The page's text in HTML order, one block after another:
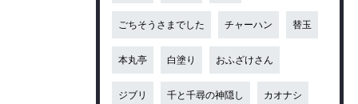
ごちそうさまでした チャーハン 替玉
本丸亭 白塗り おふざけさん
ジブリ 千と千尋の神隠し カオナシ